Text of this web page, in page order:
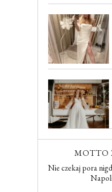
MOTTO
Nie czekaj pora